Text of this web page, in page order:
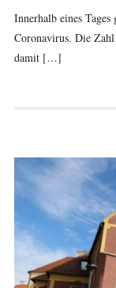
Innerhalb eines
Coronavirus. Die
damit […]